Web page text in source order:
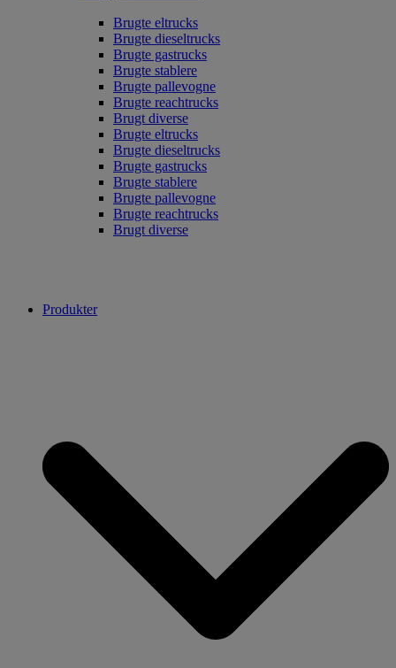
Brugte eltrucks
Brugte dieseltrucks
Brugte gastrucks
Brugte stablere
Brugte pallevogne
Brugte reachtrucks
Brugt diverse
Brugte eltrucks
Brugte dieseltrucks
Brugte gastrucks
Brugte stablere
Brugte pallevogne
Brugte reachtrucks
Brugt diverse
Produkter